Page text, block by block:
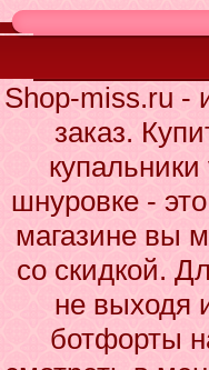
Shop-miss.ru -
заказ.
шнуровке -
магазине вы
со скидкой.
не выходя
ботфорты